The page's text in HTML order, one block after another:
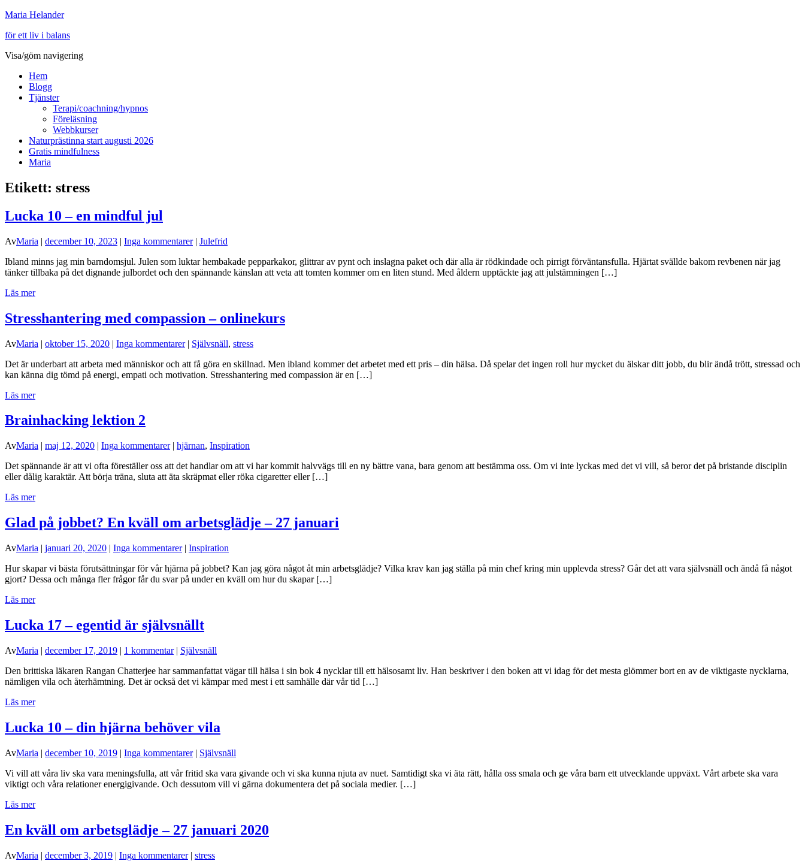
Maria Helander
för ett liv i balans
Visa/göm navigering
Hem
Blogg
Tjänster
Terapi/coachning/hypnos
Föreläsning
Webbkurser
Naturprästinna start augusti 2026
Gratis mindfulness
Maria
Etikett: stress
Lucka 10 – en mindful jul
AvMaria | december 10, 2023 | Inga kommentarer| Julefrid
Ibland minns jag min barndomsjul. Julen som luktar hembakade pepparkakor, glittrar av pynt och inslagna paket och där alla är rödkindade och pirrigt förväntansfulla. Hjärtat svällde bakom revbenen när jag
tänker tillbaka på det dignande julbordet och den spännande känslan att veta att tomten kommer om en liten stund. Med åldern upptäckte jag att julstämningen […]
Läs mer
Stresshantering med compassion – onlinekurs
AvMaria | oktober 15, 2020 | Inga kommentarer| Självsnäll, stress
Det är underbart att arbeta med människor och att få göra en skillnad. Men ibland kommer det arbetet med ett pris – din hälsa. Då spelar det ingen roll hur mycket du älskar ditt jobb, du blir ändå trött, stressad och
kan känna dig tömd på energi, empati och motivation. Stresshantering med compassion är en […]
Läs mer
Brainhacking lektion 2
AvMaria | maj 12, 2020 | Inga kommentarer| hjärnan, Inspiration
Det spännande är att vi ofta föreställer oss att det handlar om att vi har kommit halvvägs till en ny bättre vana, bara genom att bestämma oss. Om vi inte lyckas med det vi vill, så beror det på bristande disciplin
eller dålig karaktär. Att börja träna, sluta att äta skräpmat eller röka cigaretter eller […]
Läs mer
Glad på jobbet? En kväll om arbetsglädje – 27 januari
AvMaria | januari 20, 2020 | Inga kommentarer| Inspiration
Hur skapar vi bästa förutsättningar för vår hjärna på jobbet? Kan jag göra något åt min arbetsglädje? Vilka krav kan jag ställa på min chef kring min upplevda stress? Går det att vara självsnäll och ändå få något
gjort? Dessa och många fler frågor får du svar på under en kväll om hur du skapar […]
Läs mer
Lucka 17 – egentid är självsnällt
AvMaria | december 17, 2019 | 1 kommentar| Självsnäll
Den brittiska läkaren Rangan Chatterjee har sammanfattat vägar till hälsa i sin bok 4 nycklar till ett hälsosamt liv. Han beskriver i den boken att vi idag för det mesta glömmer bort en av de viktigaste nycklarna,
nämligen vila och återhämtning. Det är också det vi kämpar med mest i ett samhälle där vår tid […]
Läs mer
Lucka 10 – din hjärna behöver vila
AvMaria | december 10, 2019 | Inga kommentarer| Självsnäll
Vi vill att våra liv ska vara meningsfulla, att vår fritid ska vara givande och vi ska kunna njuta av nuet. Samtidigt ska vi äta rätt, hålla oss smala och ge våra barn ett utvecklande uppväxt. Vårt arbete ska vara
viktigt och våra relationer energigivande. Och dessutom vill vi gärna dokumentera det på sociala medier. […]
Läs mer
En kväll om arbetsglädje – 27 januari 2020
AvMaria | december 3, 2019 | Inga kommentarer| stress